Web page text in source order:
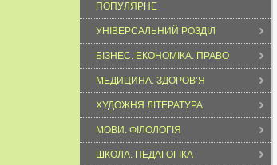
ПОПУЛЯРНЕ
УНІВЕРСАЛЬНИЙ РОЗДІЛ
БІЗНЕС. ЕКОНОМІКА. ПРАВО
МЕДИЦИНА. ЗДОРОВ’Я
ХУДОЖНЯ ЛІТЕРАТУРА
МОВИ. ФІЛОЛОГІЯ
ШКОЛА. ПЕДАГОГІКА